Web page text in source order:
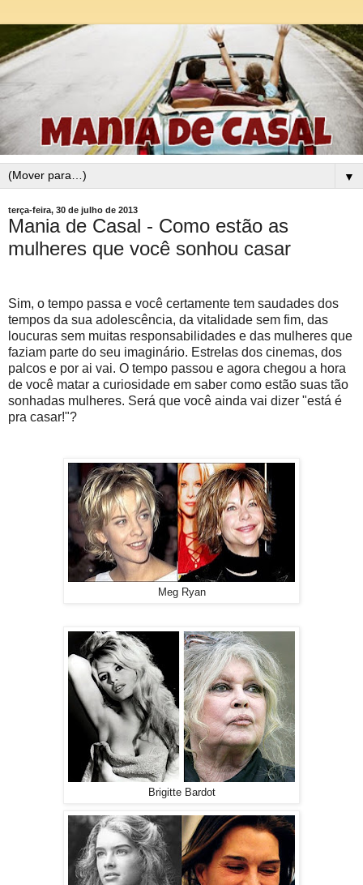
▼
terça-feira, 30 de julho de 2013
Mania de Casal - Como estão as
mulheres que você sonhou casar
Sim, o tempo passa e você certamente tem saudades dos
tempos da sua adolescência, da vitalidade sem fim, das
loucuras sem muitas responsabilidades e das mulheres que
faziam parte do seu imaginário. Estrelas dos cinemas, dos
palcos e por ai vai. O tempo passou e agora chegou a hora
de você matar a curiosidade em saber como estão suas tão
sonhadas mulheres. Será que você ainda vai dizer "está é
pra casar!"?
Meg Ryan
Brigitte Bardot